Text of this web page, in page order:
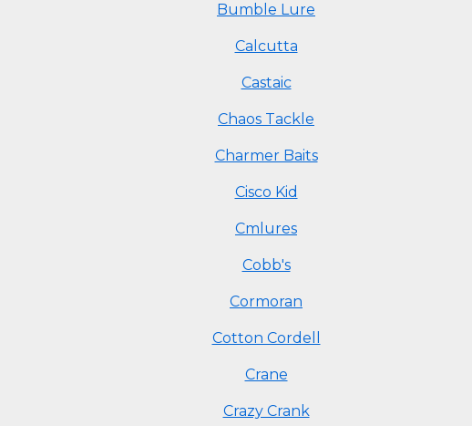
Bumble Lure
Calcutta
Castaic
Chaos Tackle
Charmer Baits
Cisco Kid
Cmlures
Cobb's
Cormoran
Cotton Cordell
Crane
Crazy Crank